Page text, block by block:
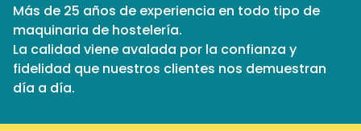
Más de 25 años de experiencia en todo tipo de
maquinaria de hostelería.
La calidad viene avalada por la confianza y
fidelidad que nuestros clientes nos demuestran
día a día.